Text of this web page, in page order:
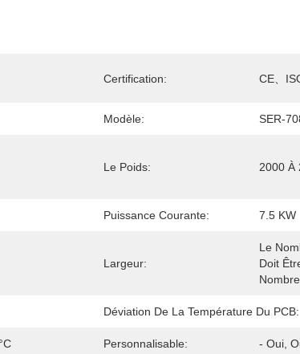
Certification: CE、
Modèle: SER-
Le Poids: 2000 À
Puissance Courante: 7.5 KW
Largeur:
Le
Doit
Déviation De La Température Du PCB:
Personnalisable: - Oui,